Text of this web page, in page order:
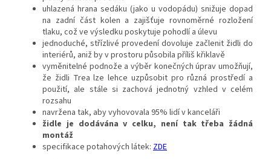
uhlazená hrana sedáku (jako u vodopádu) snižuje dopad
na zadní část kolen a zajišťuje rovnoměrné rozložení
tlaku, což ve výsledku poskytuje pohodlí a úlevu
jednoduché, střízlivé provedení dovoluje začlenit židli do
interiérů, aniž by v prostoru působila příliš křiklavě
vyměnitelné podnože a výběr konečných úprav umožňují,
že židli Trea lze lehce uzpůsobit pro různá prostředí a
použití, ale stále si zachová jednotný vzhled v celém
rozsahu
navržena tak, aby vyhovovala 95% lidí v kanceláři
židle je dodávána v celku, není tak třeba žádná
montáž
specifikace potahových látek: ZDE